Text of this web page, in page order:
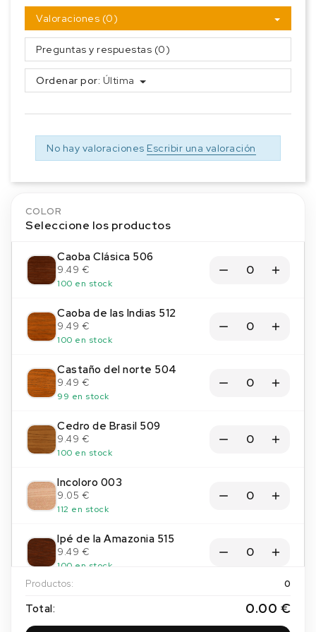
Valoraciones (0)
Preguntas y respuestas (0)
Ordenar por: Última
No hay valoraciones Escribir una valoración
COLOR
Seleccione los productos
Caoba Clásica 506
9.49 €
100 en stock
Caoba de las Indias 512
9.49 €
100 en stock
Castaño del norte 504
9.49 €
99 en stock
Cedro de Brasil 509
9.49 €
100 en stock
Incoloro 003
9.05 €
112 en stock
Ipé de la Amazonia 515
9.49 €
100 en stock
Productos: 0
Total: 0.00 €